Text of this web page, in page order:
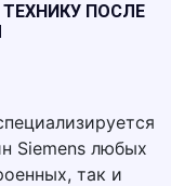
ПОСЛЕ
Siemens любых
так и